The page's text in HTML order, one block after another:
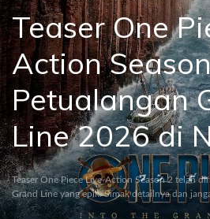
Teaser One
Action
Petualangan
Line 2026 di
Teaser One Piece Live-Action Season 2 telah
Grand Line yang epik. Simak detailnya dan